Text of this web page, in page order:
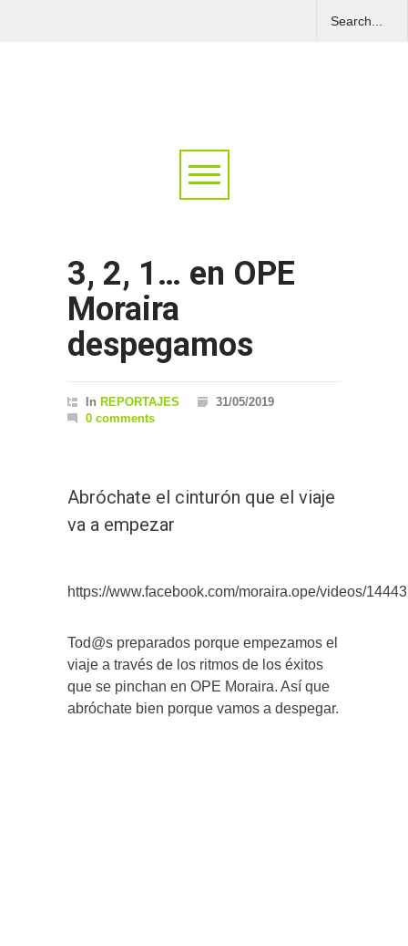
3, 2, 1… en OPE
Moraira
despegamos
In REPORTAJES
31/05/2019
0 comments
Abróchate el cinturón que el viaje
va a empezar
https://www.facebook.com/moraira.ope/videos/
Tod@s preparados porque empezamos el
viaje a través de los ritmos de los éxitos
que se pinchan en OPE Moraira. Así que
abróchate bien porque vamos a despegar.